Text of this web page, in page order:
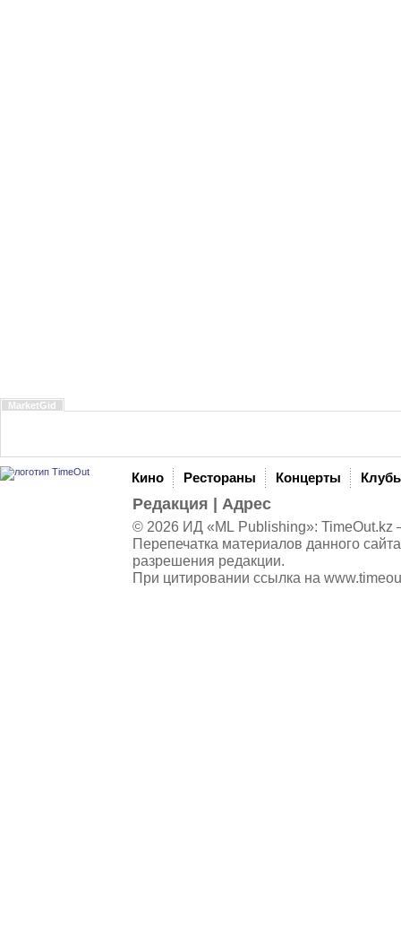
MarketGid
Кино Рестораны Концерты
Редакция Адрес
© 2026 ИД «ML Publishing»: TimeOut.kz
Перепечатка материалов данного
разрешения редакции.
При цитировании ссылка на